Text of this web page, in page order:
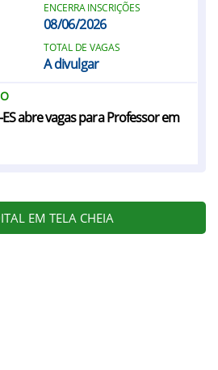
ENCERRA INSCRIÇÕES
08/06/2026
TOTAL DE VAGAS
A divulgar
abre vagas para Professor em
EM TELA CHEIA